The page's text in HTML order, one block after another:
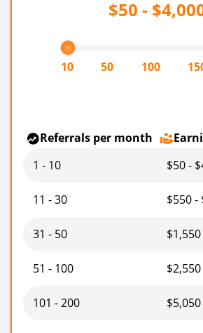
$50 -
10 50 100
Referrals per month
1 - 10
$50 -
11 - 30 $550 -
31 - 50
51 - 100
101 - 200